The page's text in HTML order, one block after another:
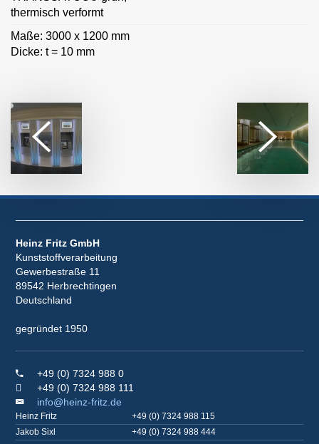
thermisch verformt
Maße: 3000 x 1200 mm
Dicke: t = 10 mm
Heinz Fritz GmbH
Kunststoffverarbeitung
Gewerbestraße 11
89542 Herbrechtingen
Deutschland
gegründet 1950
+49 (0) 7324 988 0
+49 (0) 7324 988 111
info@heinz-fritz.de
Heinz Fritz
+49 (0) 7324 988 115
Jakob Sixl
+49 (0) 7324 988 444